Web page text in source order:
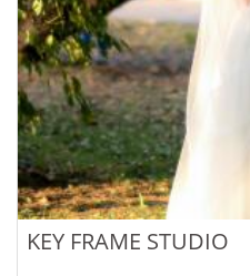
KEY FRAME STUDIO